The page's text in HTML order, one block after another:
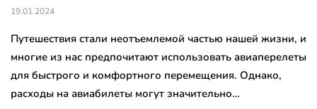
19.01.2024
Путешествия стали неотъемлемой частью нашей жизни, и
многие из нас предпочитают использовать авиаперелеты
для быстрого и комфортного перемещения. Однако,
расходы на авиабилеты могут значительно…